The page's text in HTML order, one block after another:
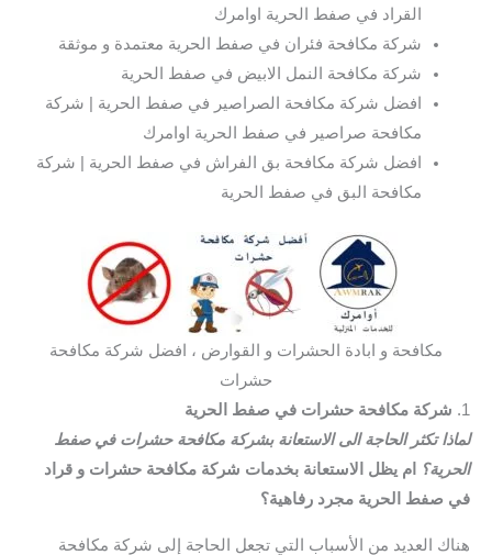
القراد في صفط الحرية اوامرك
شركة مكافحة فئران في صفط الحرية معتمدة و موثقة
شركة مكافحة النمل الابيض في صفط الحرية
افضل شركة مكافحة الصراصير في صفط الحرية | شركة
مكافحة صراصير في صفط الحرية اوامرك
افضل شركة مكافحة بق الفراش في صفط الحرية | شركة
مكافحة البق في صفط الحرية
مكافحة و ابادة الحشرات و القوارض ، افضل شركة مكافحة
حشرات
1.
شركة مكافحة حشرات في صفط الحرية
لماذا تكثر الحاجة الى الاستعانة بشركة مكافحة حشرات في صفط
الحرية؟
ام يظل الاستعانة بخدمات شركة مكافحة حشرات و قراد
في صفط الحرية مجرد رفاهية؟
هناك العديد من الأسباب التي تجعل الحاجة إلى شركة مكافحة